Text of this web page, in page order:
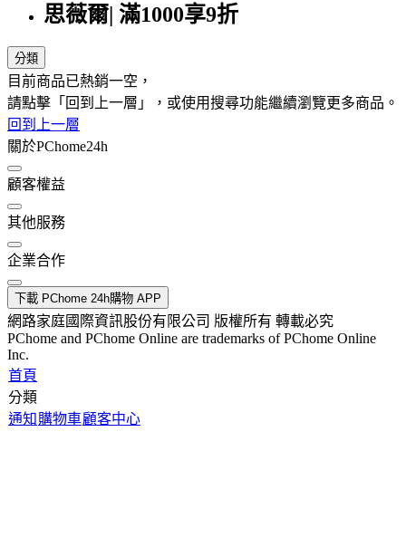
思薇爾| 滿1000享9折
分類
目前商品已熱銷一空，
請點擊「回到上一層」，或使用搜尋功能繼續瀏覽更多商品。
回到上一層
關於PChome24h
顧客權益
其他服務
企業合作
下載 PChome 24h購物 APP
網路家庭國際資訊股份有限公司 版權所有 轉載必究
PChome and PChome Online are trademarks of PChome Online
Inc.
首頁
分類
通知 購物車顧客中心